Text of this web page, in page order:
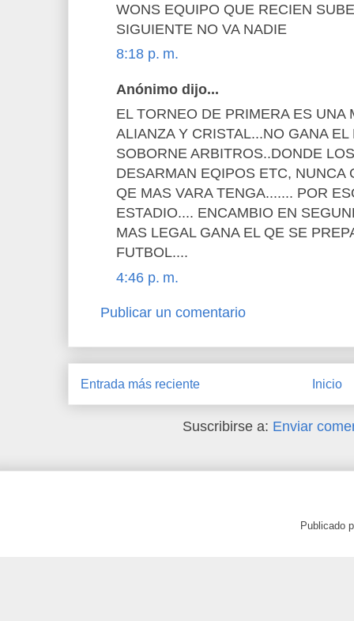
WONS EQUIPO QUE RECIEN
SIGUIENTE NO VA NADIE
8:18 p. m.
Anónimo dijo...
EL TORNEO DE PRIMERA ES UNA
ALIANZA Y CRISTAL...NO GANA
SOBORNE ARBITROS..DONDE
DESARMAN EQIPOS ETC, NUNCA
QE MAS VARA TENGA....... POR
ESTADIO.... ENCAMBIO EN
MAS LEGAL GANA EL QE SE
FUTBOL....
4:46 p. m.
Publicar un comentario
Entrada más reciente Inicio
Suscribirse a: Enviar
Publicado